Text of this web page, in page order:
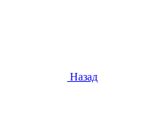
Назад